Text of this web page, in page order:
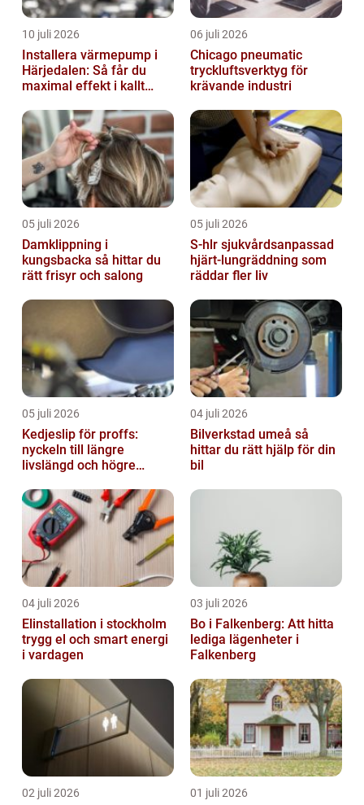
10 juli 2026
Installera värmepump i
Härjedalen: Så får du
maximal effekt i kallt
06 juli 2026
Chicago pneumatic
tryckluftsverktyg för
krävande industri
05 juli 2026
Damklippning i
kungsbacka så hittar du
rätt frisyr och salong
05 juli 2026
S-hlr sjukvårdsanpassad
hjärt-lungräddning som
räddar fler liv
05 juli 2026
Kedjeslip för proffs:
nyckeln till längre
livslängd och högre
04 juli 2026
Bilverkstad umeå så
hittar du rätt hjälp för din
bil
04 juli 2026
Elinstallation i stockholm
trygg el och smart energi
i vardagen
03 juli 2026
Bo i Falkenberg: Att hitta
lediga lägenheter i
Falkenberg
02 juli 2026 01 juli 2026